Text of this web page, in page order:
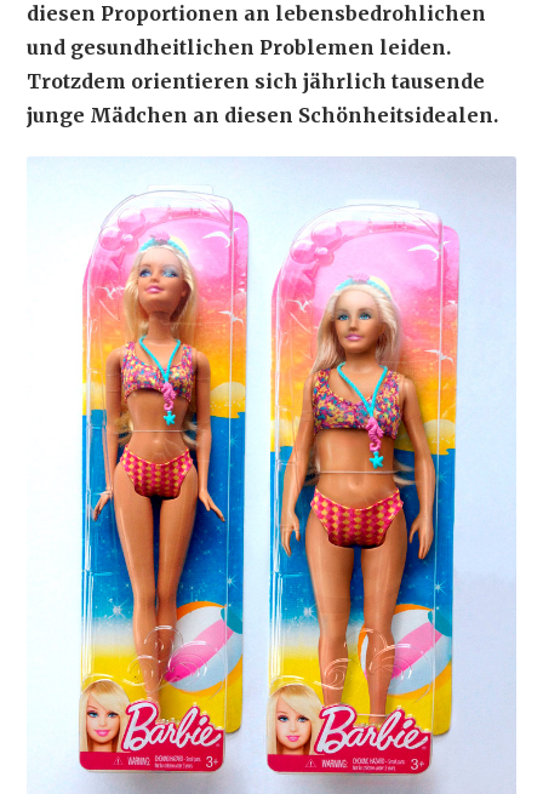
diesen Proportionen an lebensbedrohlichen
und gesundheitlichen Problemen leiden.
Trotzdem orientieren sich jährlich tausende
junge Mädchen an diesen Schönheitsidealen.